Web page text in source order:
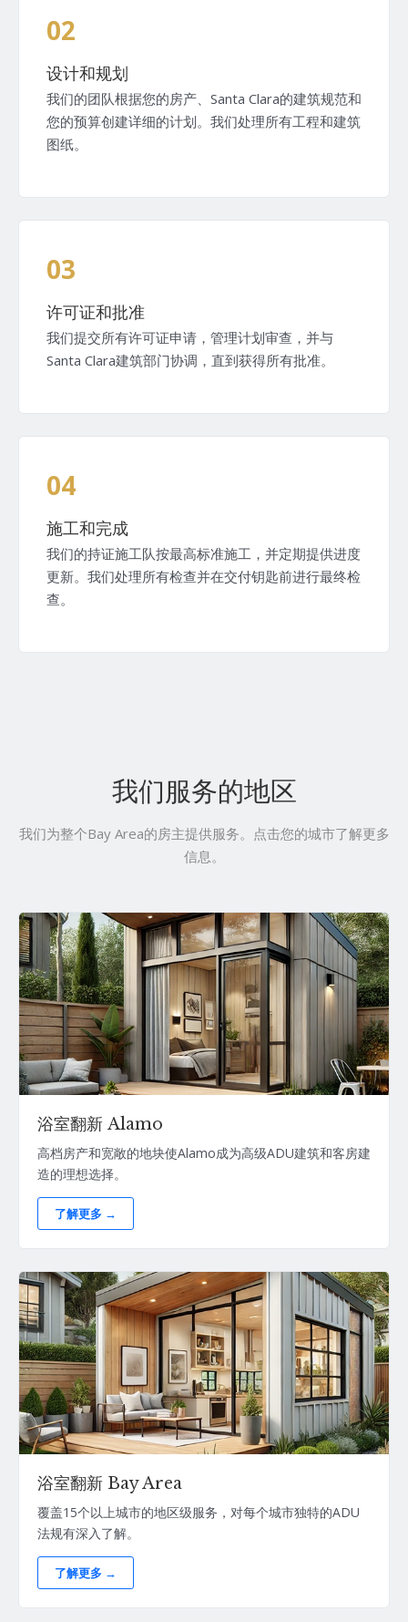
02
设计和规划
我们的团队根据您的房产、Santa Clara的建筑规范和
您的预算创建详细的计划。我们处理所有工程和建筑
图纸。
03
许可证和批准
我们提交所有许可证申请，管理计划审查，并与
Santa Clara建筑部门协调，直到获得所有批准。
04
施工和完成
我们的持证施工队按最高标准施工，并定期提供进度
更新。我们处理所有检查并在交付钥匙前进行最终检
查。
我们服务的地区
我们为整个Bay Area的房主提供服务。点击您的城市了解更多
信息。
浴室翻新 Alamo
高档房产和宽敞的地块使Alamo成为高级ADU建筑和客房建
造的理想选择。
了解更多 →
浴室翻新 Bay Area
覆盖15个以上城市的地区级服务，对每个城市独特的ADU
法规有深入了解。
了解更多 →